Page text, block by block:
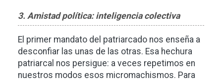
3. Amistad política: inteligencia colectiva
El primer mandato del patriarcado nos enseña a
desconfiar las unas de las otras. Esa hechura
patriarcal nos persigue: a veces repetimos en
nuestros modos esos micromachismos. Para